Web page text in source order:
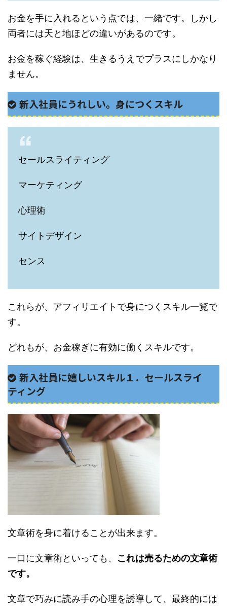
お金を手に入れるという点では、一緒です。しかし
両者には天と地ほどの違いがあるのです。
お金を稼ぐ経験は、生きるうえでプラスにしかなり
ません。
新入社員にうれしい。身につくスキル
セールスライティング
マーケティング
心理術
サイトデザイン
センス
これらが、アフィリエイトで身につくスキル一覧で
す。
どれもが、お金稼ぎに有効に働くスキルです。
新入社員に嬉しいスキル１．セールスライ
ティング
文章術を身に着けることが出来ます。
一口に文章術といっても、 これは売るための文章術
です。
文章で巧みに読み手の心理を誘導して、最終的には